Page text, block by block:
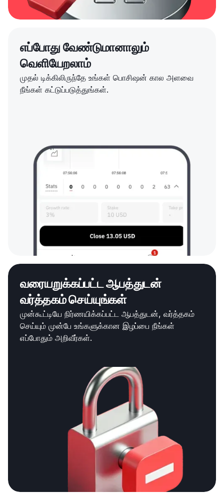
எப்போது வேண்டுமானாலும்
வெளியேறலாம்
முதல் டிக்கிலிருந்தே உங்கள் பொசிஷன் கால அளவை
நீங்கள் கட்டுப்படுத்துங்கள்.
வரையறுக்கப்பட்ட ஆபத்துடன்
வர்த்தகம் செய்யுங்கள்
முன்கூட்டியே நிர்ணயிக்கப்பட்ட ஆபத்துடன், வர்த்தகம்
செய்யும் முன்பே உங்களுக்கான இழப்பை நீங்கள்
எப்போதும் அறிவீர்கள்.